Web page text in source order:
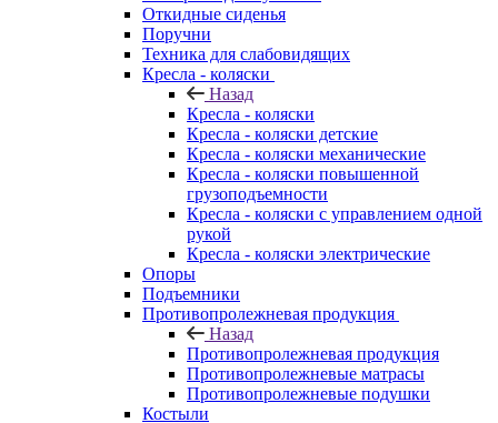
Откидные сиденья
Поручни
Техника для слабовидящих
Кресла - коляски
Назад
Кресла - коляски
Кресла - коляски детские
Кресла - коляски механические
Кресла - коляски повышенной
грузоподъемности
Кресла - коляски с управлением одной
рукой
Кресла - коляски электрические
Опоры
Подъемники
Противопролежневая продукция
Назад
Противопролежневая продукция
Противопролежневые матрасы
Противопролежневые подушки
Костыли